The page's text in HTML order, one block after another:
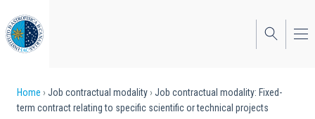
to
main
content
Breadcrumb
Home Job contractual modality
Job contractual modality: Fixed-
term contract relating to specific scientific or technical projects